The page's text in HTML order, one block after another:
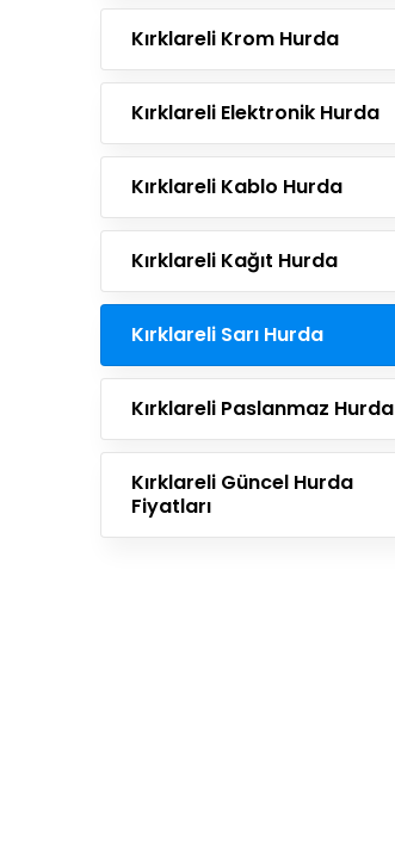
Kırklareli Krom Hurda
Kırklareli Elektronik Hurda
Kırklareli Kablo Hurda
Kırklareli Kağıt Hurda
Kırklareli Sarı Hurda
Kırklareli Paslanmaz Hurda
Kırklareli Güncel Hurda
Fiyatları